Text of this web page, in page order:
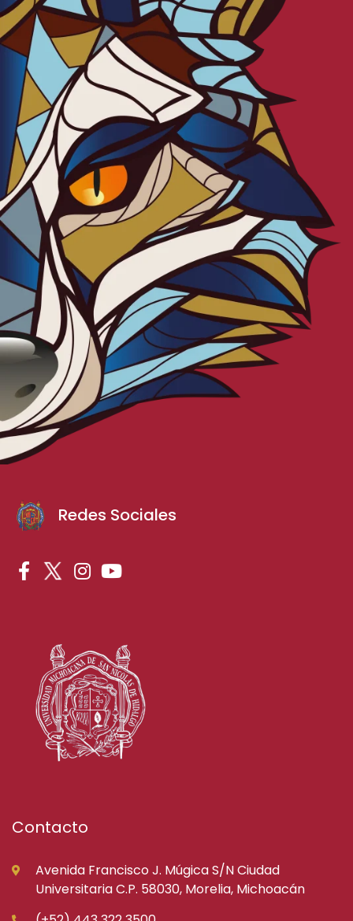
Redes Sociales
Contacto
Avenida Francisco J. Múgica S/N Ciudad
Universitaria C.P. 58030, Morelia, Michoacán